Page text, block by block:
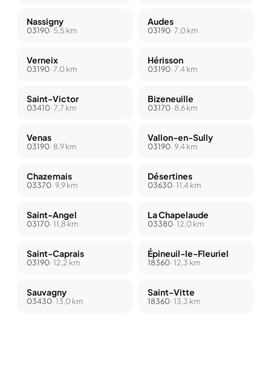
Nassigny
03190· 5,5 km
Audes
03190· 7,0 km
Verneix
03190· 7,0 km
Hérisson
03190· 7,4 km
Saint-Victor
03410· 7,7 km
Bizeneuille
03170· 8,6 km
Venas
03190· 8,9 km
Vallon-en-Sully
03190· 9,4 km
Chazemais
03370· 9,9 km
Désertines
03630· 11,4 km
Saint-Angel
03170· 11,8 km
La Chapelaude
03380· 12,0 km
Saint-Caprais
03190· 12,2 km
Épineuil-le-Fleuriel
18360· 12,3 km
Sauvagny
03430· 13,0 km
Saint-Vitte
18360· 13,3 km